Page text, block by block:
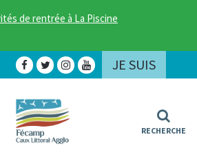
de rentrée à La Piscine
JE SUIS
Lien
le
compte
Facebook
Lien
le
compte
Twitter
Lien
compte
Lien
RECHERCHE